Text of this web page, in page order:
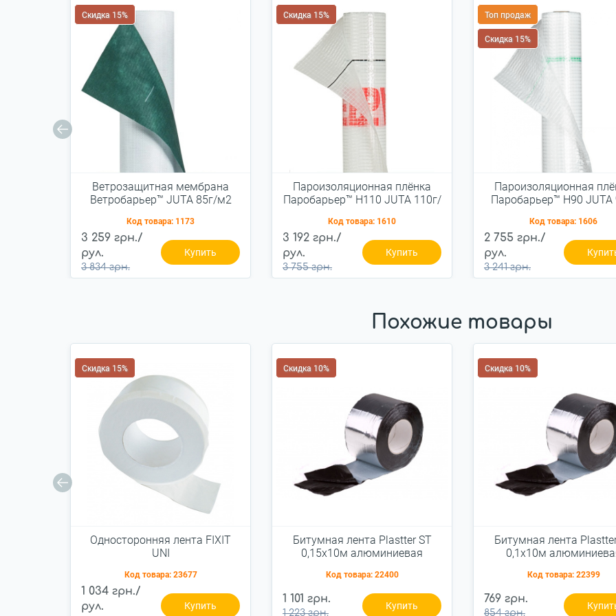
Скидка 15%
Ветрозащитная мембрана
Ветробарьер™ JUTA 85г/м2
Код товара: 1173
3 259 грн./
рул.
3 834 грн.
Купить
Скидка 15%
Пароизоляционная плёнка
Паробарьер™ H110 JUTA 110г/
Код товара: 1610
3 192 грн./
рул.
3 755 грн.
Купить
Топ продаж
Скидка 15%
Пароизоляционная
Паробарьер™ H90 JUTA
Код товара: 1606
2 755 грн./
рул.
3 241 грн.
Похожие товары
Скидка 15%
Односторонняя лента FIXIT
UNI
Код товара: 23677
1 034 грн./
рул.
Купить
Скидка 10%
Битумная лента Plastter ST
0,15x10м алюминиевая
Код товара: 22400
1 101 грн.
1 223 грн.
Купить
Скидка 10%
Битумная лента
0,1x10м
Код товара: 22399
769 грн.
854 грн.